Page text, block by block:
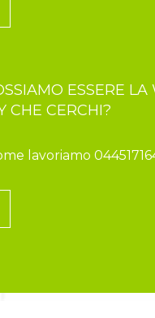
ESSERE LA
CHE CERCHI?
lavoriamo